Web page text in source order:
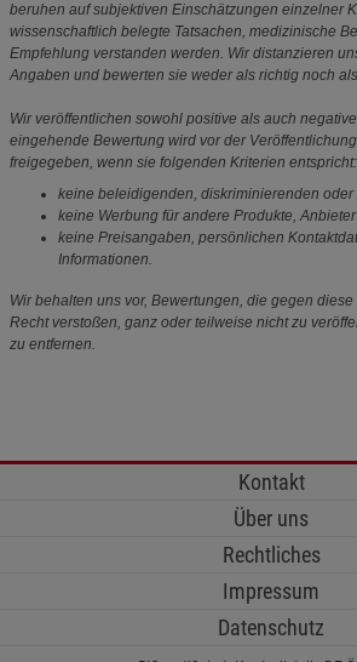
beruhen auf subjektiven Einschätzungen einzelner
wissenschaftlich belegte Tatsachen, medizinische
Empfehlung verstanden werden. Wir distanzieren
Angaben und bewerten sie weder als richtig noch
Wir veröffentlichen sowohl positive als auch
eingehende Bewertung wird vor der
freigegeben, wenn sie folgenden Kriterien entspricht:
keine beleidigenden, diskriminierenden oder
keine Werbung für andere Produkte,
keine Preisangaben, persönlichen
Informationen.
Wir behalten uns vor, Bewertungen, die gegen
Recht verstoßen, ganz oder teilweise nicht zu
zu entfernen.
Kontakt
Über uns
Rechtliches
Impressum
Datenschutz